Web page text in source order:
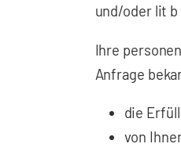
und/oder lit b
Ihre
Anfrage
die
von